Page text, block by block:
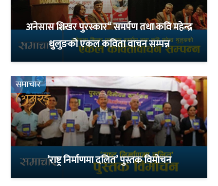
अनेसास शिखर पुरस्कार“ समर्पण तथा कवि महेन्द्र
थुलुङको एकल कविता वाचन सम्पन्न
समाचार
’राष्ट्र निर्माणमा दलित’ पुस्तक विमोचन